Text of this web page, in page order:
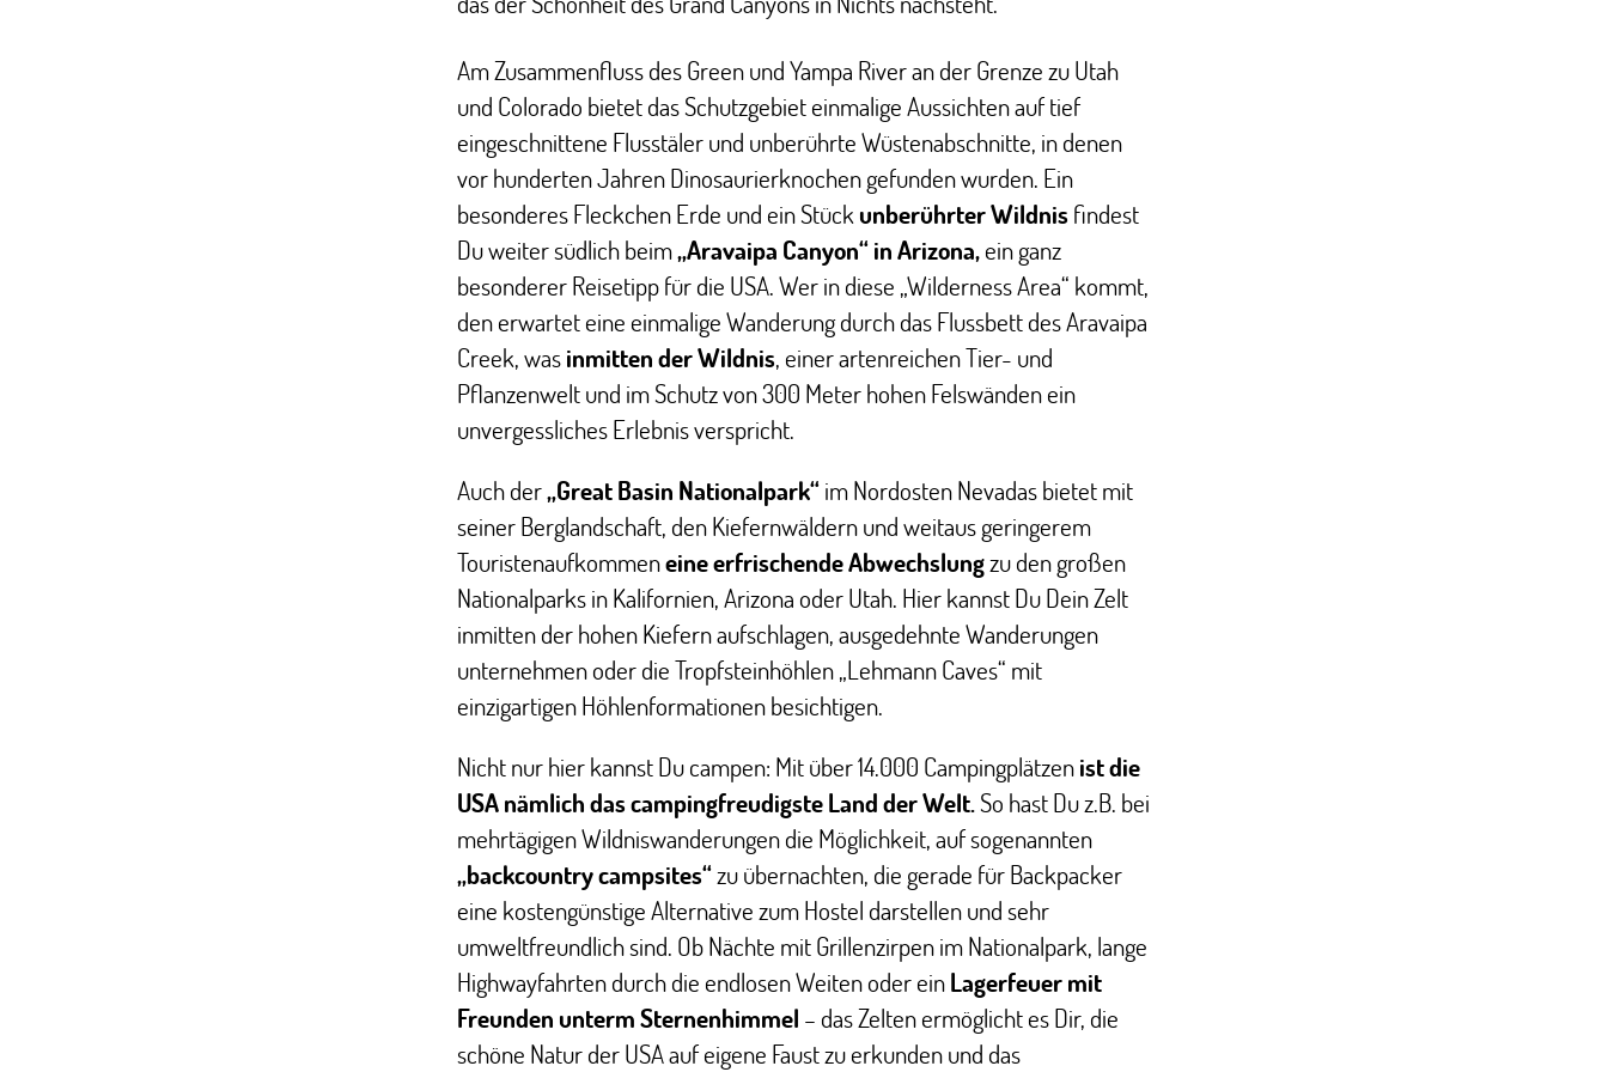
Am Zusammenfluss des Green und Yampa River an der Grenze zu Utah
und Colorado bietet das Schutzgebiet einmalige Aussichten auf tief
eingeschnittene Flusstäler und unberührte Wüstenabschnitte, in denen
vor hunderten Jahren Dinosaurierknochen gefunden wurden. Ein
besonderes Fleckchen Erde und ein Stück unberührter Wildnis findest
Du weiter südlich beim„Aravaipa Canyon“ in Arizona,ein ganz
besonderer Reisetipp für die USA. Wer in diese „Wilderness Area“ kommt,
den erwartet eine einmalige Wanderung durch das Flussbett des Aravaipa
Creek, wasinmitten der Wildnis, einer artenreichen Tier- und
Pflanzenwelt und im Schutz von 300 Meter hohen Felswänden ein
unvergessliches Erlebnis verspricht.
Auch der„Great Basin Nationalpark“im Nordosten Nevadas bietet mit
seiner Berglandschaft, den Kiefernwäldern und weitaus geringerem
Touristenaufkommeneine erfrischende Abwechslungzu den großen
Nationalparks in Kalifornien, Arizona oder Utah. Hier kannst Du Dein Zelt
inmitten der hohen Kiefern aufschlagen, ausgedehnte Wanderungen
unternehmen oder die Tropfsteinhöhlen „Lehmann Caves“ mit
einzigartigen Höhlenformationen besichtigen.
Nicht nur hier kannst Du campen: Mit über 14.000 Campingplätzenist die
USA nämlich das campingfreudigste Land der Welt.So hast Du z.B. bei
mehrtägigen Wildniswanderungen die Möglichkeit, auf sogenannten
„backcountry campsites“zu übernachten, die gerade für Backpacker
eine kostengünstige Alternative zum Hostel darstellen und sehr
umweltfreundlich sind. Ob Nächte mit Grillenzirpen im Nationalpark, lange
Highwayfahrten durch die endlosen Weiten oder einLagerfeuer mit
Freunden unterm Sternenhimmel – das Zelten ermöglicht es Dir, die
schöne Natur der USA auf eigene Faust zu erkunden und das